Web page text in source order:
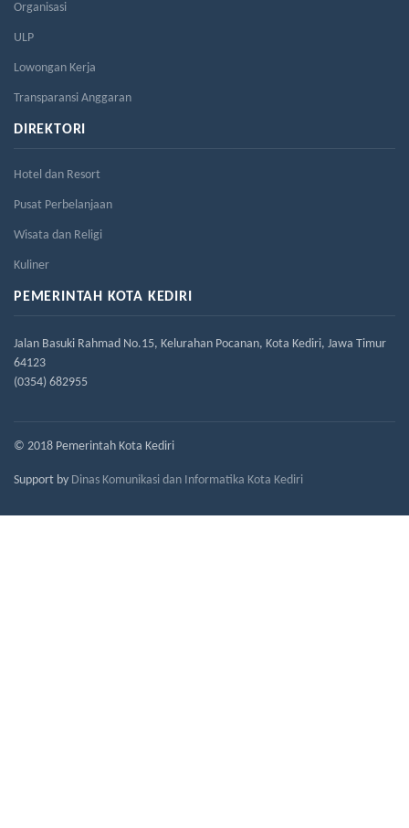
Organisasi
ULP
Lowongan Kerja
Transparansi Anggaran
DIREKTORI
Hotel dan Resort
Pusat Perbelanjaan
Wisata dan Religi
Kuliner
PEMERINTAH KOTA KEDIRI
Jalan Basuki Rahmad No.15, Kelurahan Pocanan, Kota Kediri, Jawa Timur
64123
(0354) 682955
© 2018 Pemerintah Kota Kediri
Support by Dinas Komunikasi dan Informatika Kota Kediri